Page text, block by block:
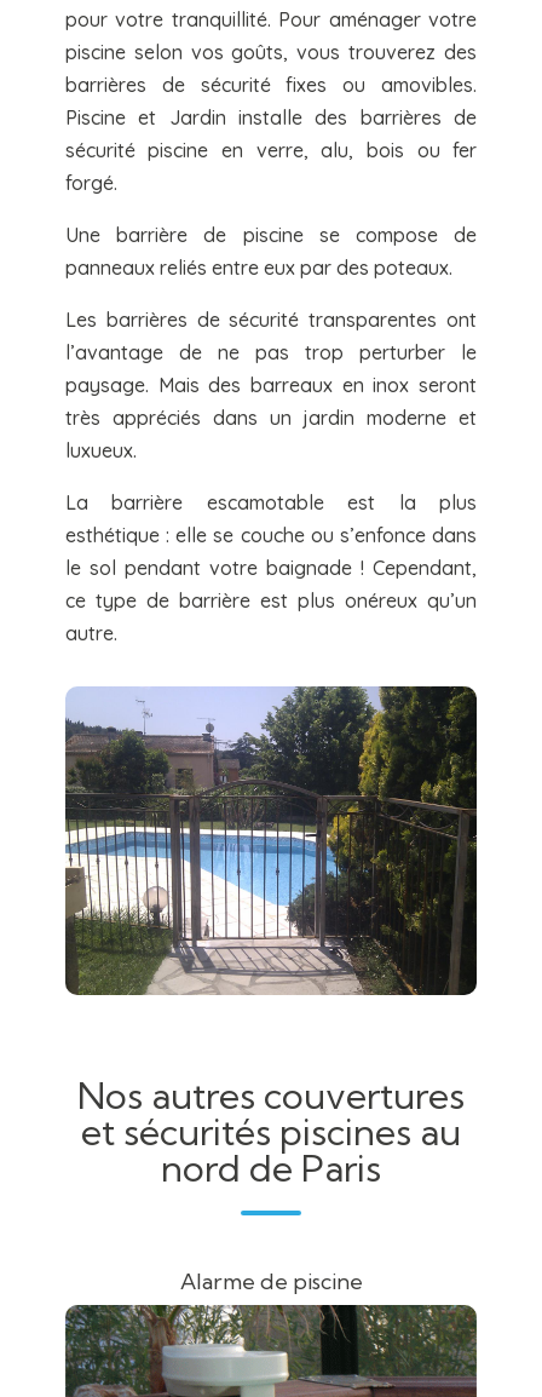
pour votre tranquillité. Pour aménager votre
piscine selon vos goûts, vous trouverez des
barrières de sécurité fixes ou amovibles.
Piscine et Jardin installe des barrières de
sécurité piscine en verre, alu, bois ou fer
forgé.
Une barrière de piscine se compose de
panneaux reliés entre eux par des poteaux.
Les barrières de sécurité transparentes ont
l’avantage de ne pas trop perturber le
paysage. Mais des barreaux en inox seront
très appréciés dans un jardin moderne et
luxueux.
La barrière escamotable est la plus
esthétique : elle se couche ou s’enfonce dans
le sol pendant votre baignade ! Cependant,
ce type de barrière est plus onéreux qu’un
autre.
Nos autres couvertures
et sécurités piscines au
nord de Paris
Alarme de piscine